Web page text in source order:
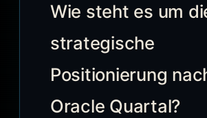
Wie steht es um
strategische
Positionierung
Oracle Quartal?